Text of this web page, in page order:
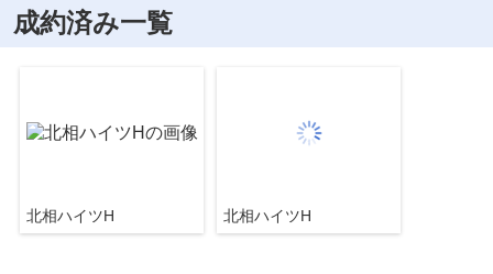
成約済み一覧
北相ハイツH 北相ハイツH